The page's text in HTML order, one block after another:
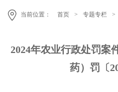
当前位置： 首页 > 专题专栏 >
2024年农业行政处罚案
药）罚〔